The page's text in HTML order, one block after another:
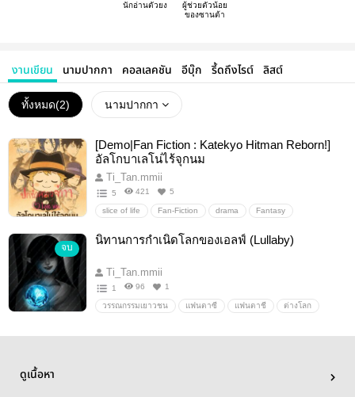
นักอ่านตัวยง
ผู้ช่วยตัวน้อย
ของซานต้า
งานเขียน นามปากกา คอลเลคชัน อีบุ๊ก รี้ดถึงไรต์ ลิสต์
ทั้งหมด(2) นามปากกา
[Demo|Fan Fiction : Katekyo Hitman Reborn!]
อัลโกบาเลโน่ไร้จุกนม
Ti_Tan.mmii
5 421 5
slice of life Fan-Fiction drama Fantasy
ฟิคเน้นตัวละคร ฟิคสายเติบโต relationship
Leoverse LeoSaga
อัลโกบาเลโน่ไร้จุกนม แฟนฟิคreborn
Leo
จบ
นิทานการกำเนิดโลกของเอลฟ์ (Lullaby)
Ti_Tan.mmii
1 96 1
วรรณกรรมเยาวชน แฟนตาซี แฟนตาชี ต่างโลก
ดูเนื้อหา